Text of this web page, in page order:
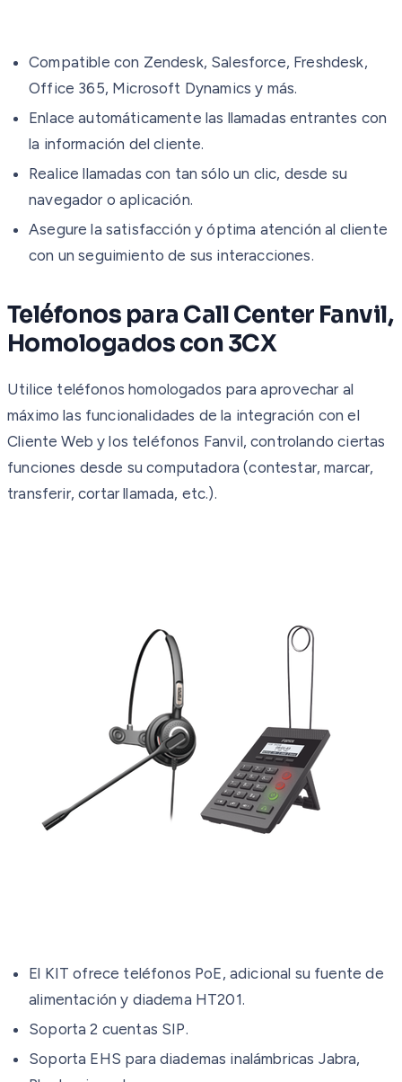
Compatible con Zendesk, Salesforce, Freshdesk,
Office 365, Microsoft Dynamics y más.
Enlace automáticamente las llamadas entrantes con
la información del cliente.
Realice llamadas con tan sólo un clic, desde su
navegador o aplicación.
Asegure la satisfacción y óptima atención al cliente
con un seguimiento de sus interacciones.
Teléfonos para Call Center Fanvil,
Homologados con 3CX
Utilice teléfonos homologados para aprovechar al
máximo las funcionalidades de la integración con el
Cliente Web y los teléfonos Fanvil, controlando ciertas
funciones desde su computadora (contestar, marcar,
transferir, cortar llamada, etc.).
El KIT ofrece teléfonos PoE, adicional su fuente de
alimentación y diadema HT201.
Soporta 2 cuentas SIP.
Soporta EHS para diademas inalámbricas Jabra,